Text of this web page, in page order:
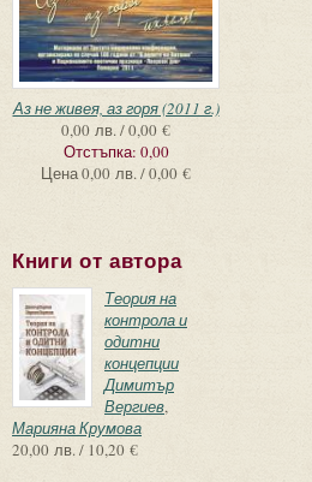
Аз не живея, аз горя (2011 г.)
0,00 лв. / 0,00 €
Отстъпка: 0,00
Цена0,00 лв. / 0,00 €
Книги от автора
Теория на
контрола и
одитни
концепции
Димитър
Вергиев,
Марияна Крумова
20,00 лв. / 10,20 €